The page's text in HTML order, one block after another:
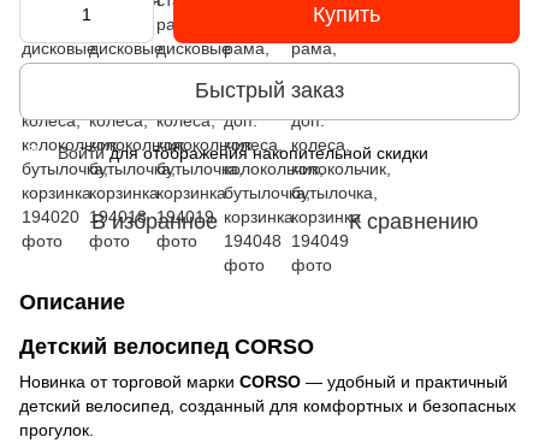
Купить
Быстрый заказ
% Войтидля отображения накопительной скидки
В избранное К сравнению
Описание
Детский велосипед CORSO
Новинка от торговой марки CORSO — удобный и практичный
детский велосипед, созданный для комфортных и безопасных
прогулок.